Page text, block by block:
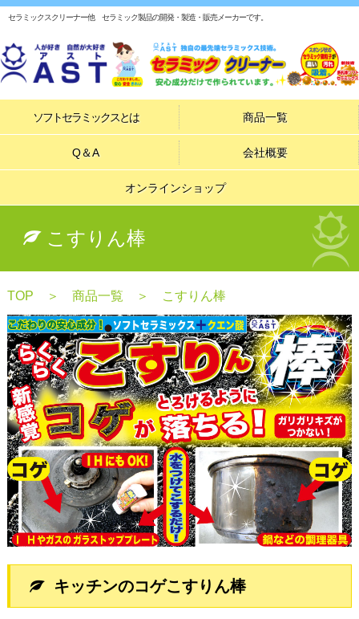
セラミックスクリーナー他 セラミック製品の開発・製造・販売メーカーです。
ソフトセラミックスとは 商品一覧
Q＆A 会社概要
オンラインショップ
こすりん棒
TOP ＞ 商品一覧 ＞ こすりん棒
キッチンのコゲこすりん棒